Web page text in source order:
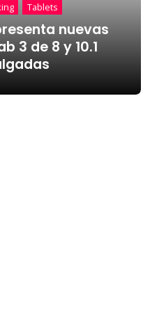
Tablets
nuevas
3 de 8 y 10.1